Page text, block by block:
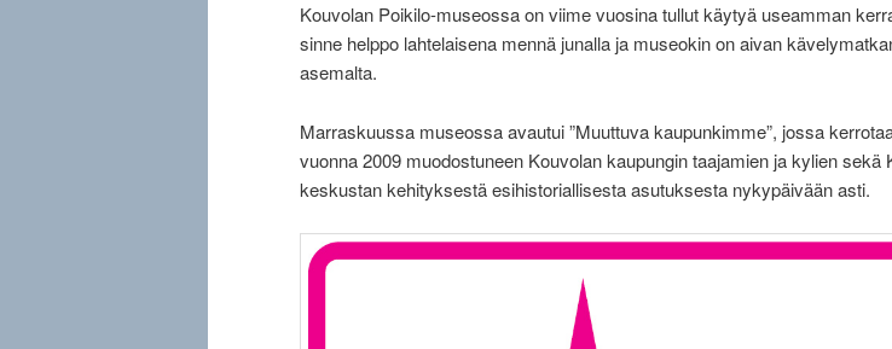
Kouvolan Poikilo-museossa on viime vuosina tullut käytyä useamman
sinne helppo lahtelaisena mennä junalla ja museokin on aivan
asemalta.
Marraskuussa museossa avautui ”Muuttuva kaupunkimme”, jossa
vuonna 2009 muodostuneen Kouvolan kaupungin taajamien ja kylien sekä
keskustan kehityksestä esihistoriallisesta asutuksesta nykypäivään asti.